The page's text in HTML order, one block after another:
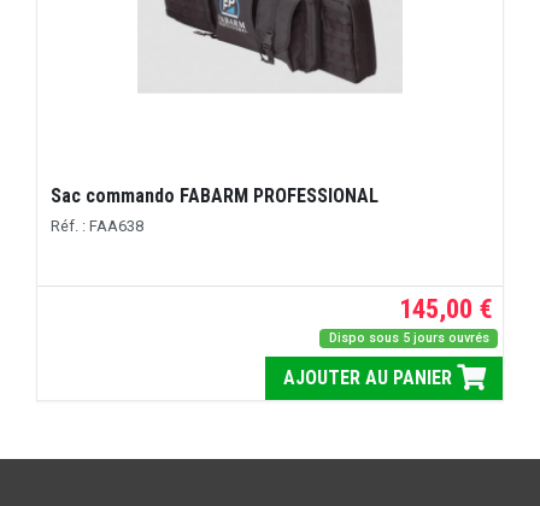
Sac commando FABARM PROFESSIONAL
Réf. : FAA638
145,00 €
Dispo sous 5 jours ouvrés
AJOUTER AU PANIER